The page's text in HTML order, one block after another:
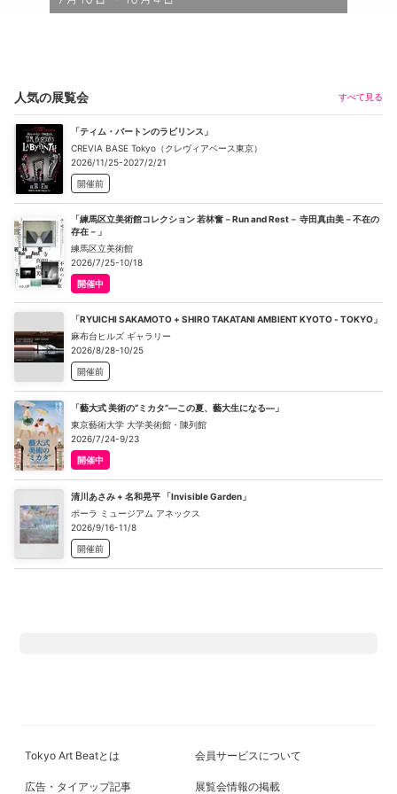
人気の展覧会 すべて見る
「ティム・バートンのラビリンス」
CREVIA BASE Tokyo（クレヴィアベース東京）
2026/11/25-2027/2/21
開催前
「練馬区立美術館コレクション 若林奮－Run and Rest－ 寺田真由美－不在の
存在－」
練馬区立美術館
2026/7/25-10/18
開催中
「RYUICHI SAKAMOTO + SHIRO TAKATANI AMBIENT KYOTO - TOKYO」
麻布台ヒルズ ギャラリー
2026/8/28-10/25
開催前
「藝大式 美術の“ミカタ”―この夏、藝大生になる―」
東京藝術大学 大学美術館・陳列館
2026/7/24-9/23
開催中
清川あさみ + 名和晃平 「Invisible Garden」
ポーラ ミュージアム アネックス
2026/9/16-11/8
開催前
Tokyo Art Beatとは 会員サービスについて
広告・タイアップ記事 展覧会情報の掲載